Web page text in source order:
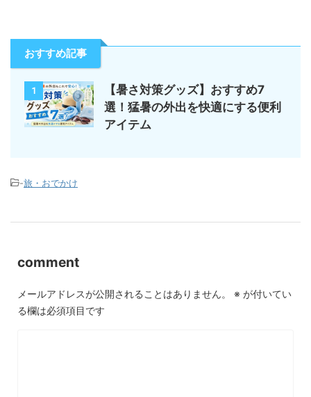
おすすめ記事
1
【暑さ対策グッズ】おすすめ7
選！猛暑の外出を快適にする便利
アイテム
-旅・おでかけ
comment
メールアドレスが公開されることはありません。 ※ が付いてい
る欄は必須項目です